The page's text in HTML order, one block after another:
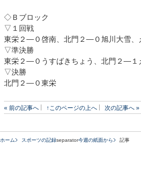
◇Ｂブロック
▽１回戦
東栄２―０啓南、北門２―０旭川大雪
▽準決勝
東栄２―０うすばきちょう、北門２―１
▽決勝
北門２―０東栄
« 前の記事へ ↑このページの上へ 次の記事へ »
ホーム スポーツの記録separator今週の紙面から 記事